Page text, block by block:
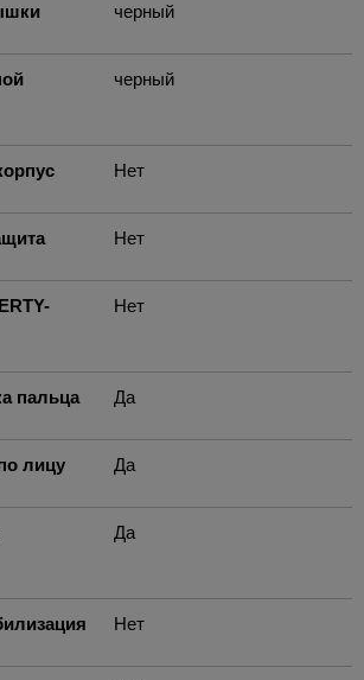
черный
черный
Нет
Нет
Нет
пальца Да
лицу Да
Да
Нет